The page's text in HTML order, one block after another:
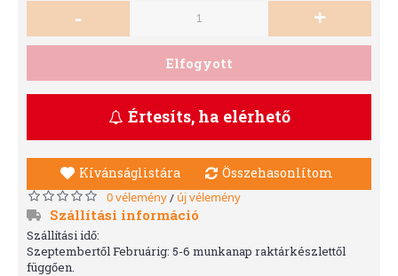
- +
Elfogyott
Értesíts, ha elérhető
Kívánságlistára Összehasonlítom
0 vélemény/ új vélemény
Szállítási információ
Szállítási idő:
Szeptembertől Februárig: 5-6 munkanap raktárkészlettől
függően.